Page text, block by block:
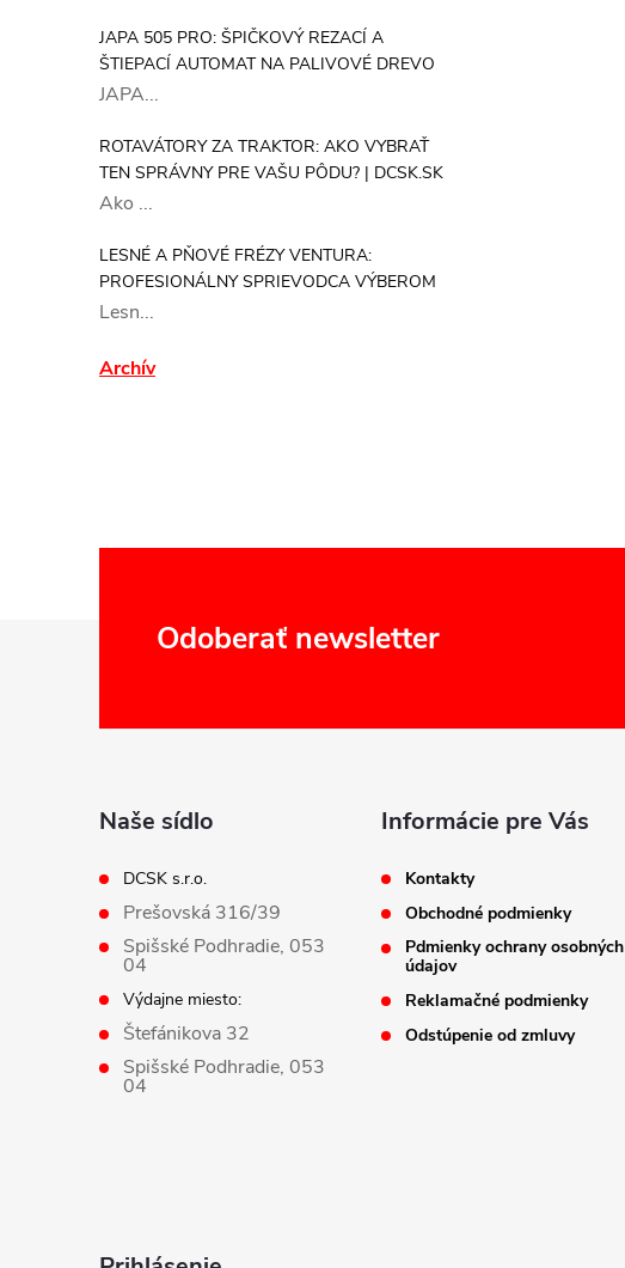
JAPA 505 PRO: ŠPIČKOVÝ REZACÍ A
ŠTIEPACÍ AUTOMAT NA PALIVOVÉ DREVO
JAPA...
ROTAVÁTORY ZA TRAKTOR: AKO VYBRAŤ
TEN SPRÁVNY PRE VAŠU PÔDU? | DCSK.SK
Ako ...
LESNÉ A PŇOVÉ FRÉZY VENTURA:
PROFESIONÁLNY SPRIEVODCA VÝBEROM
Lesn...
Archív
Odoberať newsletter
Naše sídlo
DCSK s.r.o.
Prešovská 316/39
Spišské Podhradie, 053
04
Výdajne miesto:
Štefánikova 32
Spišské Podhradie, 053
04
Informácie pre Vás
Kontakty
Obchodné podmienky
Pdmienky ochrany osobných
údajov
Reklamačné podmienky
Odstúpenie od zmluvy